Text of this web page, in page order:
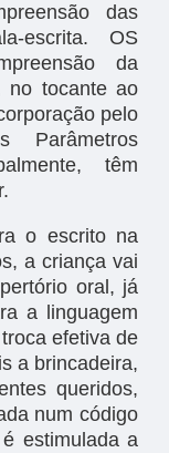
das
escrita. OS
da
no tocante ao
pelo
Parâmetros
têm
o escrito na
a criança vai
oral, já
a linguagem
efetiva de
a brincadeira,
queridos,
num código
estimulada a